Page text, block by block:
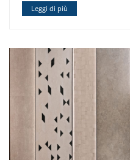
Leggi di più